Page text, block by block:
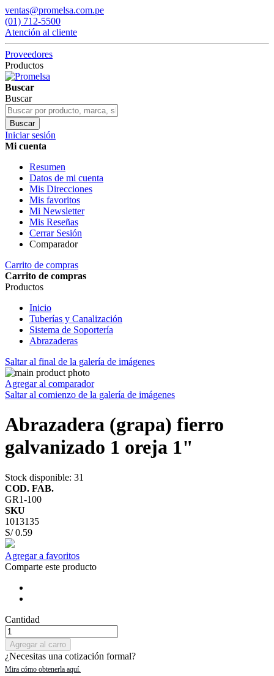
ventas@promelsa.com.pe
(01) 712-5500
Atención al cliente
Proveedores
Productos
Buscar
Buscar
Buscar
Iniciar sesión
Mi cuenta
Resumen
Datos de mi cuenta
Mis Direcciones
Mis favoritos
Mi Newsletter
Mis Reseñas
Cerrar Sesión
Comparador
Carrito de compras
Carrito de compras
Productos
Inicio
Tuberías y Canalización
Sistema de Soportería
Abrazaderas
Saltar al final de la galería de imágenes
Agregar al comparador
Saltar al comienzo de la galería de imágenes
Abrazadera (grapa) fierro
galvanizado 1 oreja 1"
Stock disponible: 31
COD. FAB.
GR1-100
SKU
1013135
S/ 0.59
Agregar a favoritos
Comparte este producto
Cantidad
Agregar al carro
¿Necesitas una cotización formal?